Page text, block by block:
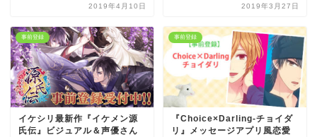
2019年4月10日 2019年3月27日
事前登録
イケシリ最新作『イケメン源
氏伝』ビジュアル＆声優さん
事前登録
『Choice×Darling-チョイダ
リ』メッセージアプリ風恋愛